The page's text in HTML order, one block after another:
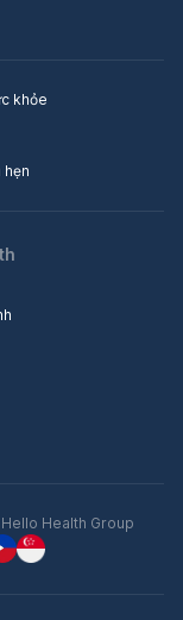
khỏe
hẹn
Health Group